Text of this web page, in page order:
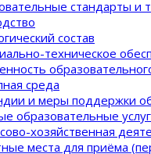
стандарты и
состав
техническое
среда
и меры поддержки
образовательные
хозяйственная
места для приёма